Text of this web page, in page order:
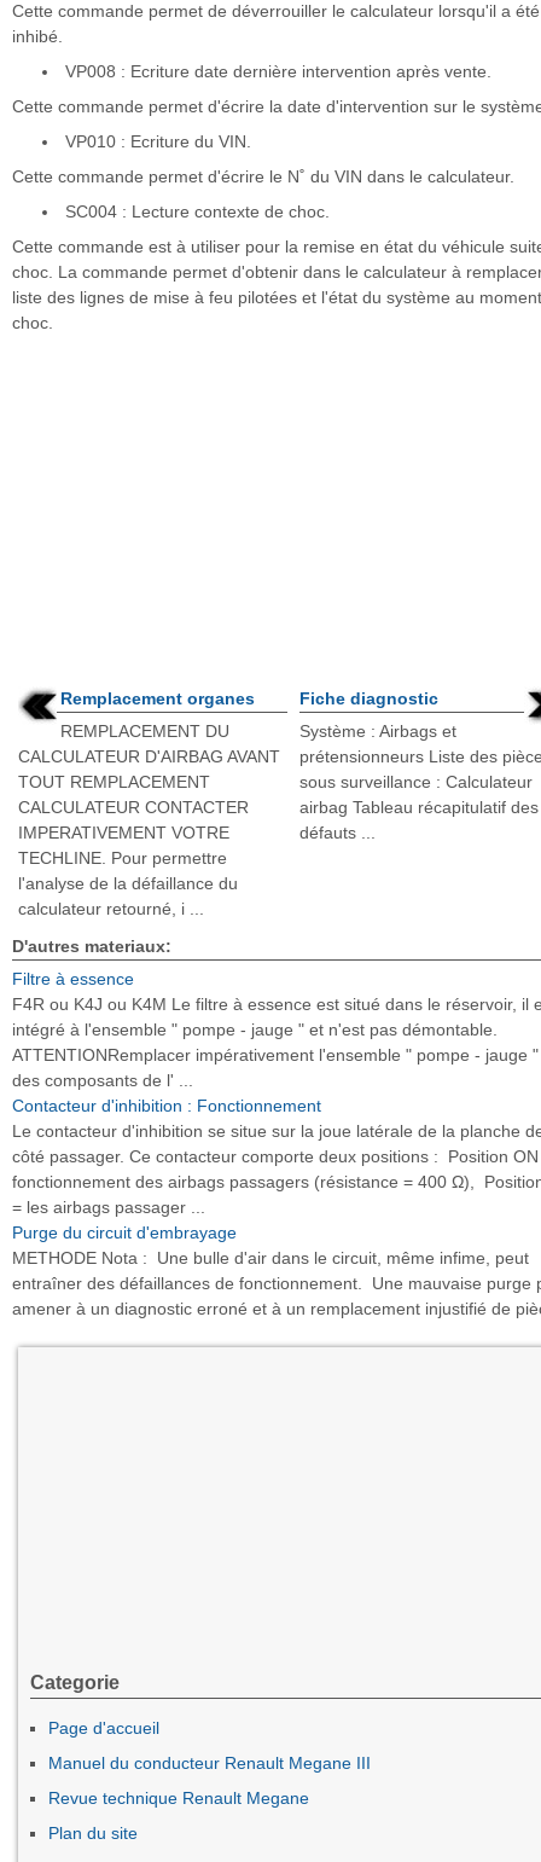
Cette commande permet de déverrouiller le calculateur lorsqu'il a été
inhibé.
VP008 : Ecriture date dernière intervention après vente.
Cette commande permet d'écrire la date d'intervention sur le
VP010 : Ecriture du VIN.
Cette commande permet d'écrire le N˚ du VIN dans le calculateur.
SC004 : Lecture contexte de choc.
Cette commande est à utiliser pour la remise en état du véhicule
choc. La commande permet d'obtenir dans le calculateur à
liste des lignes de mise à feu pilotées et l'état du système au
choc.
Remplacement organes
REMPLACEMENT DU
CALCULATEUR D'AIRBAG AVANT
TOUT REMPLACEMENT
CALCULATEUR CONTACTER
IMPERATIVEMENT VOTRE
TECHLINE. Pour permettre
l'analyse de la défaillance du
calculateur retourné, i ...
Fiche diagnostic
Système : Airbags et
prétensionneurs Liste des
sous surveillance : Calculateur
airbag Tableau récapitulatif des
défauts ...
D'autres materiaux:
Filtre à essence
F4R ou K4J ou K4M Le filtre à essence est situé dans le réservoir, il
intégré à l'ensemble " pompe - jauge " et n'est pas démontable.
ATTENTIONRemplacer impérativement l'ensemble " pompe - jauge
des composants de l' ...
Contacteur d'inhibition : Fonctionnement
Le contacteur d'inhibition se situe sur la joue latérale de la planche
côté passager. Ce contacteur comporte deux positions : Position
fonctionnement des airbags passagers (résistance = 400 Ω),
= les airbags passager ...
Purge du circuit d'embrayage
METHODE Nota : Une bulle d'air dans le circuit, même infime, peut
entraîner des défaillances de fonctionnement. Une mauvaise purge
amener à un diagnostic erroné et à un remplacement injustifié de
Categorie
Page d'accueil
Manuel du conducteur Renault Megane III
Revue technique Renault Megane
Plan du site